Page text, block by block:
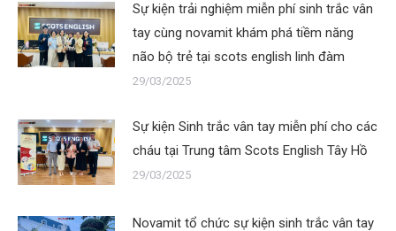
Sự kiện trải nghiệm miễn phí sinh trắc vân
tay cùng novamit khám phá tiềm năng
não bộ trẻ tại scots english linh đàm
29/03/2025
Sự kiện Sinh trắc vân tay miễn phí cho các
cháu tại Trung tâm Scots English Tây Hồ
29/03/2025
Novamit tổ chức sự kiện sinh trắc vân tay